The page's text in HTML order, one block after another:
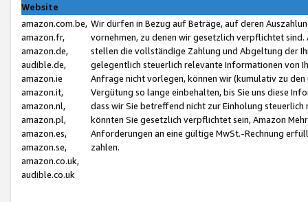
Website
amazon.com.be,
amazon.fr,
amazon.de,
audible.de,
amazon.ie
amazon.it,
amazon.nl,
amazon.pl,
amazon.es,
amazon.se,
amazon.co.uk,
audible.co.uk
Wir dürfen in Bezug auf Beträge, auf deren
vornehmen, zu denen wir gesetzlich verpflichtet
stellen die vollständige Zahlung und Abgeltung der
gelegentlich steuerlich relevante Informationen von
Anfrage nicht vorlegen, können wir (kumulativ zu
Vergütung so lange einbehalten, bis Sie uns diese
dass wir Sie betreffend nicht zur Einholung
könnten Sie gesetzlich verpflichtet sein, Amazon
Anforderungen an eine gültige MwSt.-Rechnung
zahlen.